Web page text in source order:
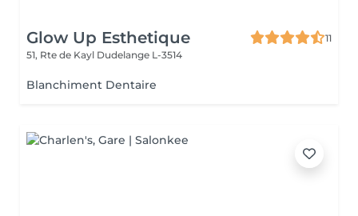
Glow Up Esthetique
11
51, Rte de Kayl Dudelange L-3514
Blanchiment Dentaire